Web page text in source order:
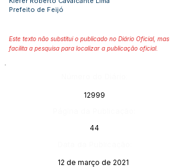
Prefeito de Feijó
Este texto não substitui o publicado no Diário Oficial, mas
facilita a pesquisa para localizar a publicação oficial.
12999
44
12 de março de 2021